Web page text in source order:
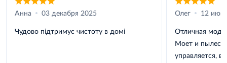
Анна 03 декабря 2025
Чудово підтримує чистоту в домі
Олег 12
Отличная
Моет и
управляется,